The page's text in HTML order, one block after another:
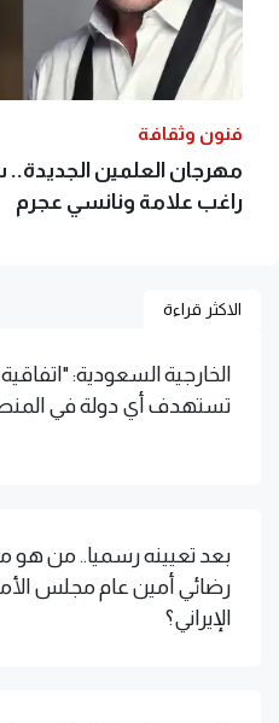
فنون وثقافة
مهرجان العلمين الجديدة..
راغب علامة ونانسي عجرم
الاكثر قراءة
الخارجية السعودية:
تستهدف أي دولة في
بعد تعيينه رسميا.. من
رضائي أمين عام مجلس
الإيراني؟